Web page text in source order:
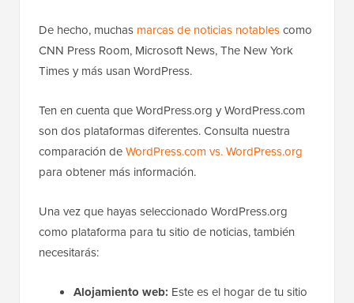
De hecho, muchas marcas de noticias notablescomo
CNN Press Room, Microsoft News, The New York
Times y más usan WordPress.
Ten en cuenta que WordPress.org y WordPress.com
son dos plataformas diferentes. Consulta nuestra
comparación deWordPress.com vs. WordPress.org
para obtener más información.
Una vez que hayas seleccionado WordPress.org
como plataforma para tu sitio de noticias, también
necesitarás:
Alojamiento web: Este es el hogar de tu sitio